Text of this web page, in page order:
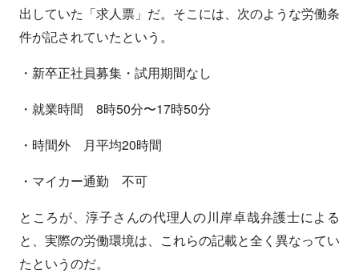
出していた「求人票」だ。そこには、次のような労働条
件が記されていたという。
・新卒正社員募集・試用期間なし
・就業時間 8時50分〜17時50分
・時間外 月平均20時間
・マイカー通勤 不可
ところが、淳子さんの代理人の川岸卓哉弁護士による
と、実際の労働環境は、これらの記載と全く異なってい
たというのだ。